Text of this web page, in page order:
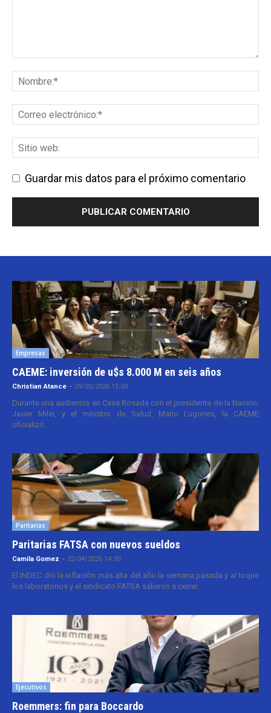
Guardar mis datos para el próximo comentario
Empresas
CAEME: inversión de u$s 8.000 M en seis años
Christian Atance - 29/05/2026 15:00
Durante una audiencia en Casa Rosada con el presidente de la Nación,
Javier Milei, y el ministro de Salud, Mario Lugones, la CAEME
oficializó...
Paritarias
Paritarias FATSA con nuevos sueldos
Camila Gomez - 22/04/2026 14:30
El INDEC dio la inflación más alta del año la semana pasada y al toque
los laboratorios y el sindicato FATSA salieron a cerrar...
Ejecutivos
Roemmers: fin para Boccardo